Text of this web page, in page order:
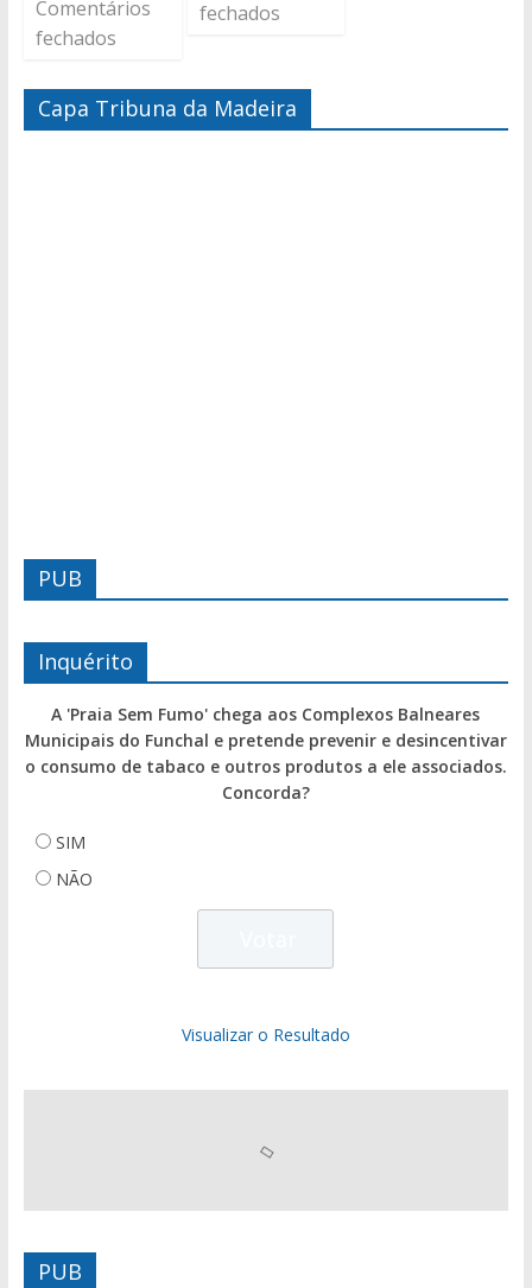
Comentários
fechados
fechados
Capa Tribuna da Madeira
PUB
Inquérito
A 'Praia Sem Fumo' chega aos Complexos Balneares
Municipais do Funchal e pretende prevenir e desincentivar
o consumo de tabaco e outros produtos a ele associados.
Concorda?
SIM
NÃO
Visualizar o Resultado
PUB